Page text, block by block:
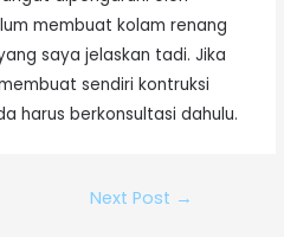
membuat kolam renang
saya jelaskan tadi. Jika
sendiri kontruksi
harus berkonsultasi dahulu.
Next Post →